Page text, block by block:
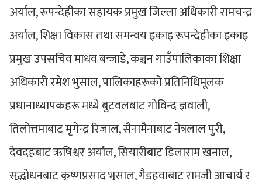
अर्याल, रूपन्देहीका सहायक प्रमुख जिल्ला अधिकारी रामचन्द्र
अर्याल, शिक्षा विकास तथा समन्वय इकाइ रूपन्देहीका इकाइ
प्रमुख उपसचिव माधव बन्जाडे, कञ्चन गाउँपालिकाका शिक्षा
अधिकारी रमेश भुसाल, पालिकाहरूको प्रतिनिधिमूलक
प्रधानाध्यापकहरू मध्ये बुटवलबाट गोविन्द ज्ञवाली,
तिलोत्तमाबाट मृगेन्द्र रिजाल, सैनामैनाबाट नेत्रलाल पुरी,
देवदहबाट ऋषिश्वर अर्याल, सियारीबाट डिलाराम खनाल,